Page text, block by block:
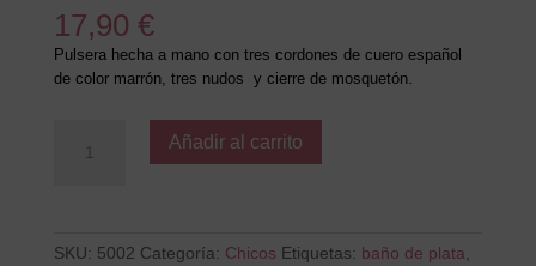
17,90 €
Pulsera hecha a mano con tres cordones de cuero español
de color marrón, tres nudos y cierre de mosquetón.
Nudos
Añadir al carrito
SKU: 5002 Categoría: Chicos Etiquetas: baño de plata,